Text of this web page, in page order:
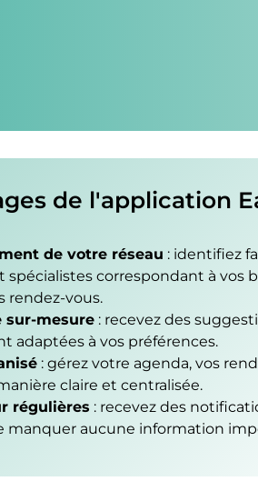
de l'application
de votre réseau : identifiez
spécialistes correspondant à vos
rendez-vous.
sur-mesure : recevez des
adaptées à vos préférences.
: gérez votre agenda, vos
claire et centralisée.
régulières : recevez des
manquer aucune information